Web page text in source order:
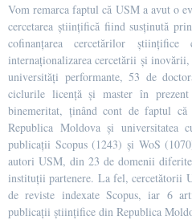
Vom remarca faptul că USM a avut o
cercetarea științifică fiind susținută
cofinanțarea cercetărilor
internaționalizarea cercetării și
universități performante, 53 de
ciclurile licență și master în
binemeritat, ținând cont de faptul
Republica Moldova și universitatea
publicații Scopus (1243) și WoS
autori USM, din 23 de domenii
instituții partenere. La fel, cercetătorii
de reviste indexate Scopus, iar 6
publicații științifice din Republica